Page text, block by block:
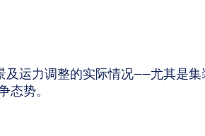
运力调整的实际情况——尤其是集
势。